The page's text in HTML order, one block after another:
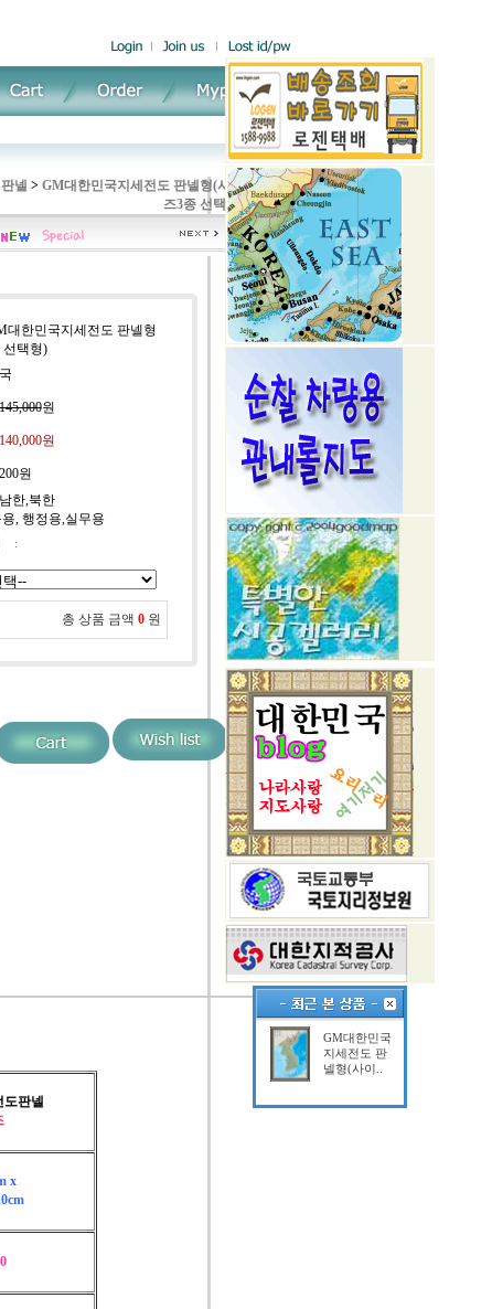
넬 > GM대한민국지세전도 판넬형(사이
즈3종 선택형)
대한민국지세전도 판넬형
선택형)
원
140,000원
200원
한,북한
, 행정용,실무용
:
총 상품 금액 0 원
도판넬
x
GM대한민국
지세전도 판
넬형(사이..